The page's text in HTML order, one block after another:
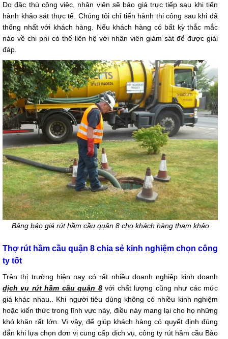
Do đặc thù công việc, nhân viên sẽ báo giá trực tiếp sau khi tiến
hành khảo sát thực tế. Chúng tôi chỉ tiến hành thi công sau khi đã
thống nhất với khách hàng. Nếu khách hàng có bất kỳ thắc mắc
nào về chi phí có thể liên hệ với nhân viên giám sát để được giải
đáp.
Bảng báo giá rút hầm cầu quận 8 cho khách hàng tham khảo
Thợ rút hầm cầu quận 8 chia sẻ kinh nghiệm chọn công
ty tốt
Trên thị trường hiện nay có rất nhiều doanh nghiệp kinh doanh
dịch vụ rút hầm cầu quận 8với chất lượng cũng như các mức
giá khác nhau.. Khi người tiêu dùng không có nhiều kinh nghiệm
hoặc kiến ​​thức trong lĩnh vực này, điều này mang lại cho họ những
khó khăn rất lớn. Vì vậy, để giúp khách hàng có quyết định đúng
đắn khi lựa chọn đơn vị cung cấp dịch vụ, công ty rút hầm cầu Bảo